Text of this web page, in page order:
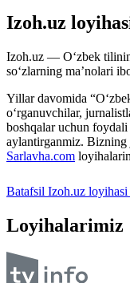
Izoh.uz
Izoh.uz — O‘zbek
so‘zlarning ma’nolari
Yillar davomida
o‘rganuvchilar,
boshqalar uchun
aylantirganmiz. Bizning
Sarlavha.com
Batafsil Izoh.uz loyihasi
Loyihalarimiz